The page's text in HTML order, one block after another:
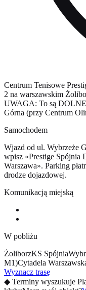
Centrum Tenisowe
2 na warszawskim
UWAGA: To są
Górna (przy Centrum
Samochodem
Wjazd od ul. Wybrzeże
wpisz «Prestige Spójnia
Warszawa». Parking
drodze dojazdowej.
Komunikacją miejską
W pobliżu
ŻoliborzKS Spójnia
M1)Cytadela
Wyznacz trasę
◆ Terminy wyszukuje